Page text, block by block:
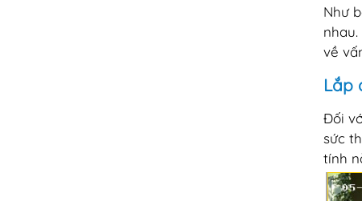
Như
về
Lắp
Đối
sức
tính